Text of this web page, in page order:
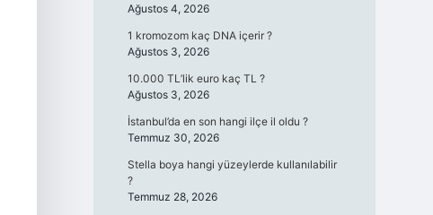
Ağustos 4, 2026
1 kromozom kaç DNA içerir ?
Ağustos 3, 2026
10.000 TL’lik euro kaç TL ?
Ağustos 3, 2026
İstanbul’da en son hangi ilçe il oldu ?
Temmuz 30, 2026
Stella boya hangi yüzeylerde kullanılabilir
?
Temmuz 28, 2026